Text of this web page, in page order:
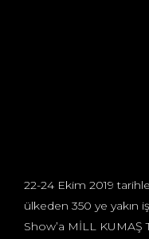
22-24 Ekim 2019
ülkeden 350 ye yakın
Show’a MİLL KUMAŞ